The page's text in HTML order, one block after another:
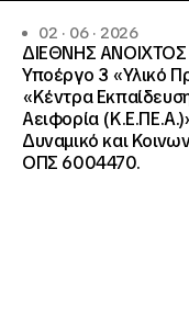
02 · 06 · 2026
ΔΙΕΘΝΗΣ
Υποέργο 3 «Υλικό
«Κέντρα
Αειφορία
Δυναμικό και
ΟΠΣ 6004470.